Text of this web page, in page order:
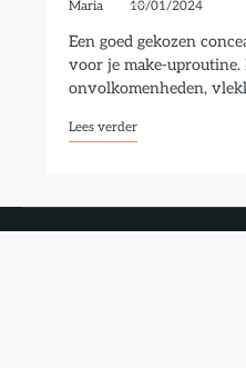
Maria 10/01/2024
Een goed gekozen
voor je make-
onvolkomenheden,
Lees verder